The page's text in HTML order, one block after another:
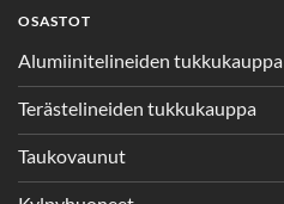
OSASTOT
Alumiinitelineiden tukkukauppa
Terästelineiden tukkukauppa
Taukovaunut